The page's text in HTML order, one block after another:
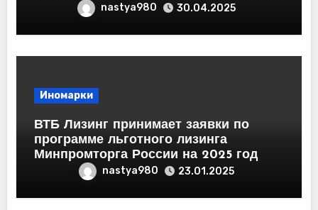
nastya980 30.04.2025
Иномарки
ВТБ Лизинг принимает заявки по
программе льготного лизинга
Минпромторга России на 2025 год
nastya980 23.01.2025